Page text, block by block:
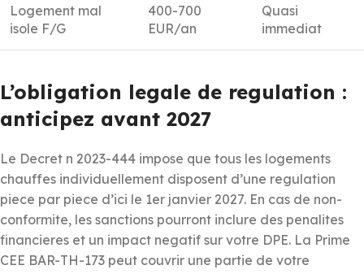
Logement mal
isole F/G
400-700
EUR/an
Quasi
immediat
L’obligation legale de regulation :
anticipez avant 2027
Le Decret n 2023-444 impose que tous les logements
chauffes individuellement disposent d’une regulation
piece par piece d’ici le 1er janvier 2027. En cas de non-
conformite, les sanctions pourront inclure des penalites
financieres et un impact negatif sur votre DPE. La Prime
CEE BAR-TH-173 peut couvrir une partie de votre